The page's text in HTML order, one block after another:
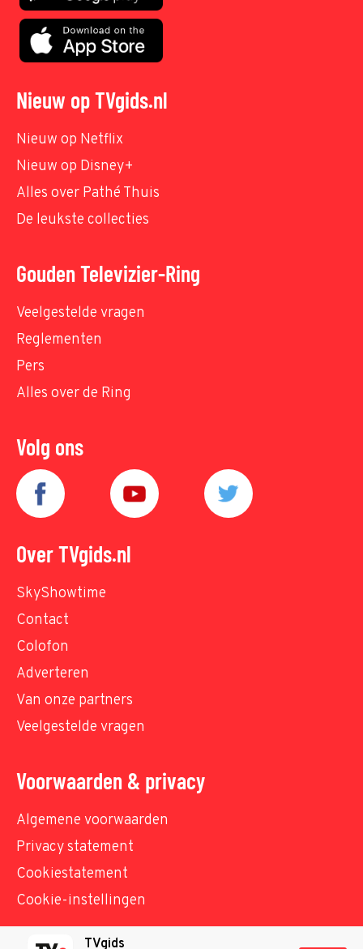
Nieuw op TVgids.nl
Nieuw op Netflix
Nieuw op Disney+
Alles over Pathé Thuis
De leukste collecties
Gouden Televizier-Ring
Veelgestelde vragen
Reglementen
Pers
Alles over de Ring
Volg ons
Over TVgids.nl
SkyShowtime
Contact
Colofon
Adverteren
Van onze partners
Veelgestelde vragen
Voorwaarden & privacy
Algemene voorwaarden
Privacy statement
Cookiestatement
Cookie-instellingen
TVgids